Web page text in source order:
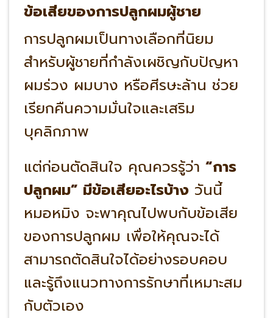
ข้อเสียของการปลูกผมผู้ชาย
การปลูกผมเป็นทางเลือกที่นิยม
สำหรับผู้ชายที่กำลังเผชิญกับปัญหา
ผมร่วง ผมบาง หรือศีรษะล้าน ช่วย
เรียกคืนความมั่นใจและเสริม
บุคลิกภาพ
แต่ก่อนตัดสินใจ คุณควรรู้ว่า “การ
ปลูกผม” มีข้อเสียอะไรบ้างวันนี้
หมอหมิง จะพาคุณไปพบกับข้อเสีย
ของการปลูกผม เพื่อให้คุณจะได้
สามารถตัดสินใจได้อย่างรอบคอบ
และรู้ถึงแนวทางการรักษาที่เหมาะสม
กับตัวเอง